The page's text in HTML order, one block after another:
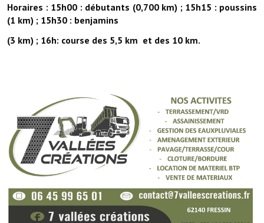
Démarches administratives
Etablissements scolaires
Equipements sportifs
Bibliothèque
Commerçants, artisans
Commerces et professions libérales
Horaires : 15h00 : débutants (0,700 km) ; 15h15 : poussins
(1 km) ; 15h30 : benjamins
(3 km) ; 16h: course des 5,5 km et des 10 km.